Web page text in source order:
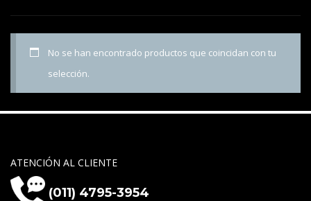
No se han encontrado productos que coincidan con tu
selección.
ATENCIÓN AL CLIENTE
(011) 4795-3954